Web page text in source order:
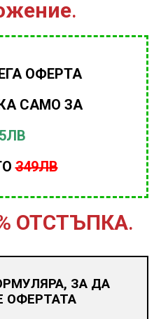
.
ОФЕРТА
САМО ЗА
349ЛВ
ОТСТЪПКА.
ЗА ДА
ОФЕРТАТА